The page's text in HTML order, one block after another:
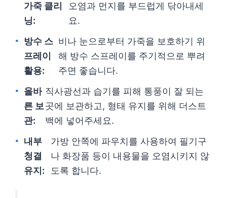
가죽 클리
닝:
오염과 먼지를 부드럽게 닦아내세
요.
방수 스
프레이
활용:
비나 눈으로부터 가죽을 보호하기 위
해 방수 스프레이를 주기적으로 뿌려
주면 좋습니다.
올바
른 보
관:
직사광선과 습기를 피해 통풍이 잘 되는
곳에 보관하고, 형태 유지를 위해 더스트
백에 넣어주세요.
내부
청결
유지:
가방 안쪽에 파우치를 사용하여 필기구
나 화장품 등이 내용물을 오염시키지 않
도록 합니다.